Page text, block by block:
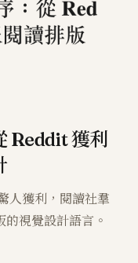
Reddit 獲利
人獲利，閱讀社羣
視覺設計語言。